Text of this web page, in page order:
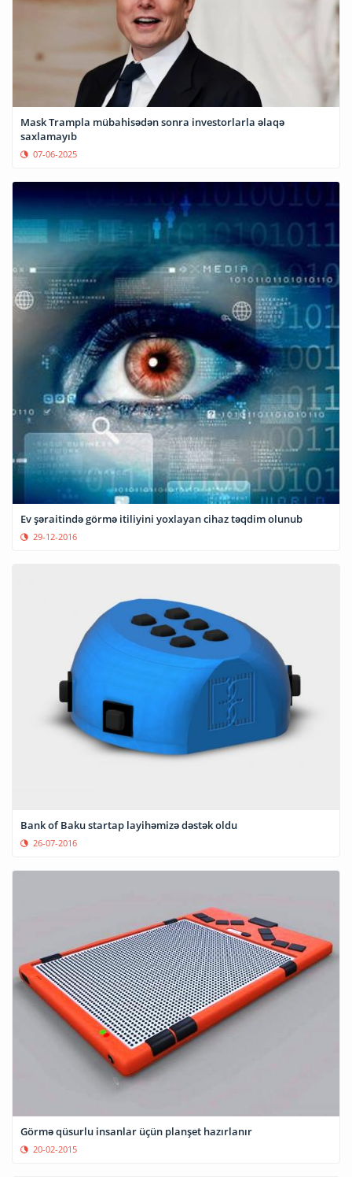
Mask Trampla mübahisədən sonra investorlarla əlaqə
saxlamayıb
07-06-2025
Ev şəraitində görmə itiliyini yoxlayan cihaz təqdim olunub
29-12-2016
Bank of Baku startap layihəmizə dəstək oldu
26-07-2016
Görmə qüsurlu insanlar üçün planşet hazırlanır
20-02-2015